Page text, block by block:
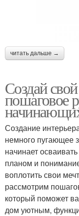
читать дальше →
Создай
пошаговое
Создание
немного пугающее
начинает
планом и
воплотить свои
рассмотрим
который поможет
дом уютным,